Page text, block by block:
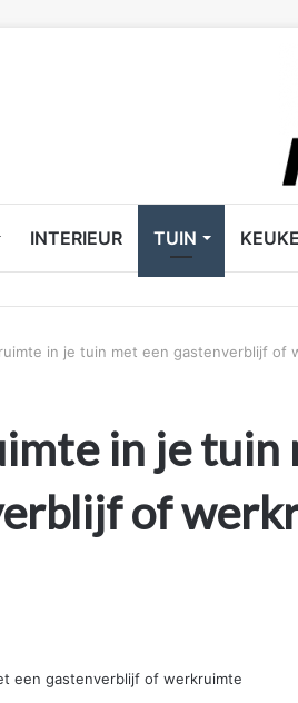
INTERIEUR TUIN
in je tuin met een gastenverblijf of
in je tuin
of